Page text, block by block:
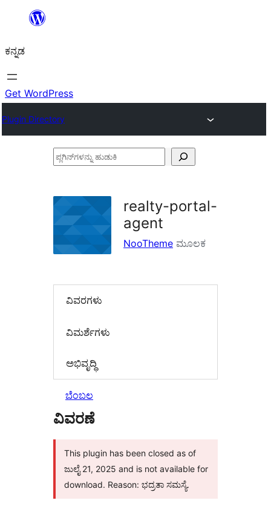
ವಿಷಯಕ್ಕೆ
ಕನ್ನಡ
Get WordPress
Plugin Directory
ಪ್ಲಗಿನ್‌ಗಳನ್ನು
realty-portal-
agent
NooTheme ಮೂಲಕ
ವಿವರಗಳು
‍ವಿಮರ್ಶೆಗಳು‍
ಅಭಿವೃದ್ಧಿ
ಬೆಂಬಲ
ವಿವರಣೆ
This plugin has been closed as of
ಜುಲೈ 21, 2025 and is not available for
download. Reason: ಭದ್ರತಾ ಸಮಸ್ಯೆ.